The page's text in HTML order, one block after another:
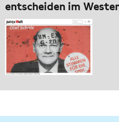
entscheiden im